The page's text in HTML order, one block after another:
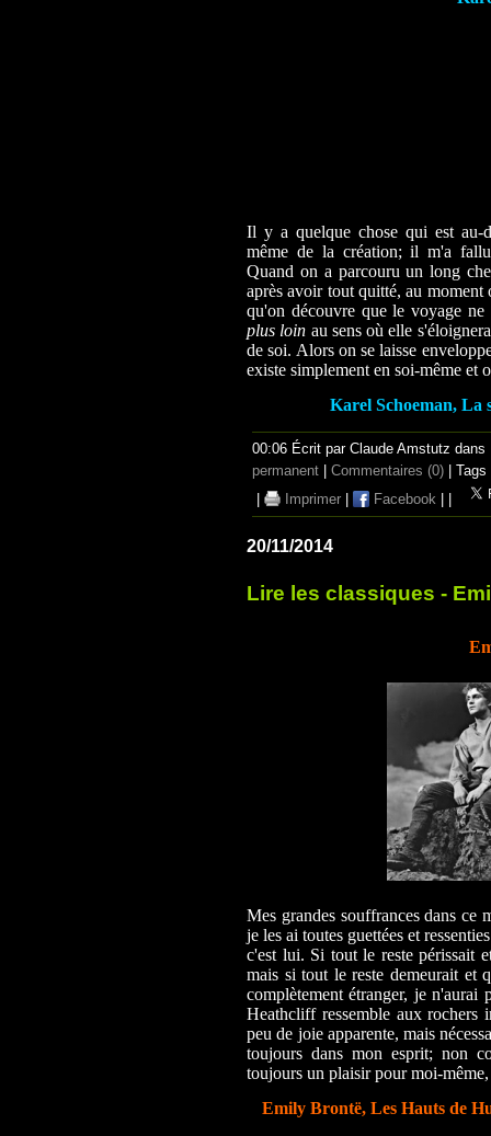
Il y a quelque chose qui est au-
même de la création; il m'a
Quand on a parcouru un long
après avoir tout quitté, au
qu'on découvre que le voyage
plus loin au sens où elle
de soi. Alors on se laisse
existe simplement en soi-même et
Karel Schoeman, La
00:06 Écrit par Claude Amstutz dans
permanent
Commentaires (0) |
Imprimer Facebook
20/11/2014
Lire les classiques -
Mes grandes souffrances dans ce
je les ai toutes guettées et
c'est lui. Si tout le reste périssait
mais si tout le reste demeurait et
complètement étranger, je
Heathcliff ressemble aux rochers
peu de joie apparente, mais
toujours dans mon esprit; non
toujours un plaisir pour moi-
Emily Brontë, Les Hauts de